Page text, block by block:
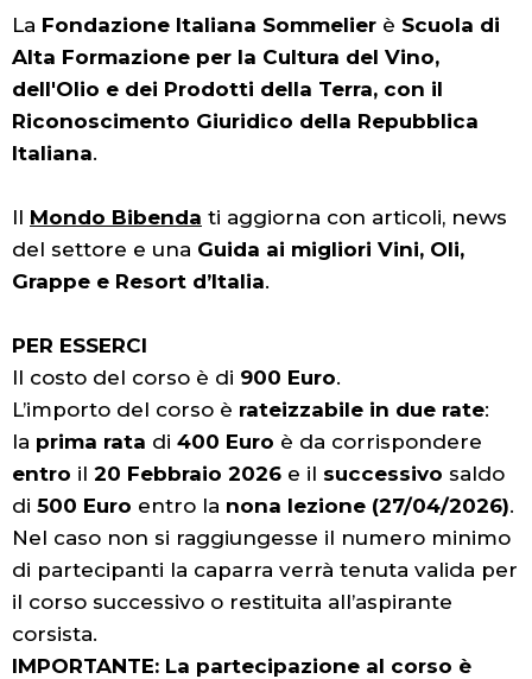
La Fondazione Italiana Sommelier è Scuola di
Alta Formazione per la Cultura del Vino,
dell'Olio e dei Prodotti della Terra, con il
Riconoscimento Giuridico della Repubblica
Italiana.
Il Mondo Bibenda ti aggiorna con articoli, news
del settore e una Guida ai migliori Vini, Oli,
Grappe e Resort d’Italia.
PER ESSERCI
Il costo del corso è di 900 Euro.
L’importo del corso è rateizzabile in due rate:
la prima rata di 400 Euro è da corrispondere
entro il 20 Febbraio 2026 e il successivo saldo
di 500 Euro entro la nona lezione (27/04/2026).
Nel caso non si raggiungesse il numero minimo
di partecipanti la caparra verrà tenuta valida per
il corso successivo o restituita all’aspirante
corsista.
IMPORTANTE: La partecipazione al corso è